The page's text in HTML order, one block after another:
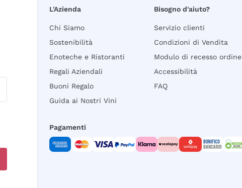
L'Azienda
Chi Siamo
Sostenibilità
Enoteche e Ristoranti
Regali Aziendali
Buoni Regalo
Guida ai Nostri Vini
Bisogno d'aiuto?
Servizio clienti
Condizioni di Vendita
Modulo di recesso ordine
Accessibilità
FAQ
Pagamenti